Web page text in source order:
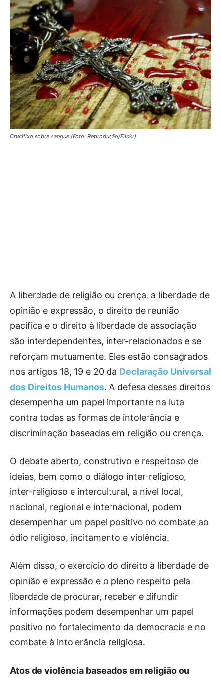
Crucifixo sobre sangue (Foto: Reprodução/Flickr)
A liberdade de religião ou crença, a liberdade de
opinião e expressão, o direito de reunião
pacífica e o direito à liberdade de associação
são interdependentes, inter-relacionados e se
reforçam mutuamente. Eles estão consagrados
nos artigos 18, 19 e 20 da Declaração Universal
dos Direitos Humanos. A defesa desses direitos
desempenha um papel importante na luta
contra todas as formas de intolerância e
discriminação baseadas em religião ou crença.
O debate aberto, construtivo e respeitoso de
ideias, bem como o diálogo inter-religioso,
inter-religioso e intercultural, a nível local,
nacional, regional e internacional, podem
desempenhar um papel positivo no combate ao
ódio religioso, incitamento e violência.
Além disso, o exercício do direito à liberdade de
opinião e expressão e o pleno respeito pela
liberdade de procurar, receber e difundir
informações podem desempenhar um papel
positivo no fortalecimento da democracia e no
combate à intolerância religiosa.
Atos de violência baseados em religião ou